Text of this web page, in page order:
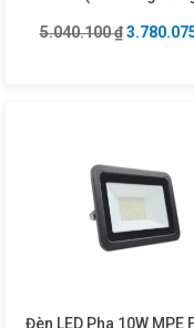
5.040.100₫ Giá gốc
Đèn LED Pha 10W MPE